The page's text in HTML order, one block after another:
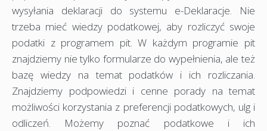
wysyłania deklaracji do systemu e-Deklaracje. Nie
trzeba mieć wiedzy podatkowej, aby rozliczyć swoje
podatki z programem pit. W każdym programie pit
znajdziemy nie tylko formularze do wypełnienia, ale też
bazę wiedzy na temat podatków i ich rozliczania.
Znajdziemy podpowiedzi i cenne porady na temat
możliwości korzystania z preferencji podatkowych, ulg i
odliczeń. Możemy poznać podatkowe i ich